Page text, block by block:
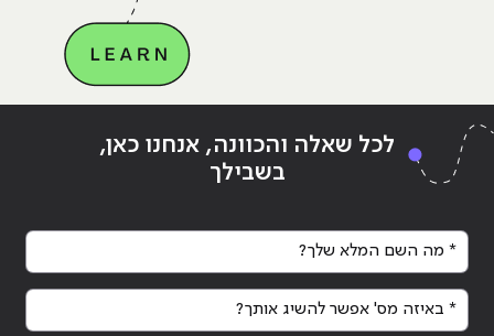
Continue reading
עומדים במבחן המציאות"
לכל שאלה והכוונה, אנחנו כאן,
בשבילך
* מה השם המלא שלך?
* באיזה מס' אפשר להשיג אותך?